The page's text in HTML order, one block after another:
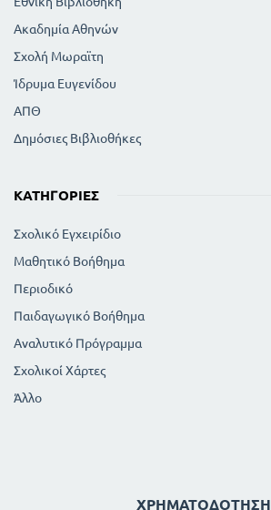
Ακαδημία Αθηνών
Σχολή Μωραϊτη
Ίδρυμα Ευγενίδου
ΑΠΘ
Δημόσιες Βιβλιοθήκες
ΚΑΤΗΓΟΡΊΕΣ
Σχολικό Εγχειρίδιο
Μαθητικό Βοήθημα
Περιοδικό
Παιδαγωγικό Βοήθημα
Αναλυτικό Πρόγραμμα
Σχολικοί Χάρτες
Άλλο
ΧΡΗΜΑΤΟΔΌΤΗΣΗ